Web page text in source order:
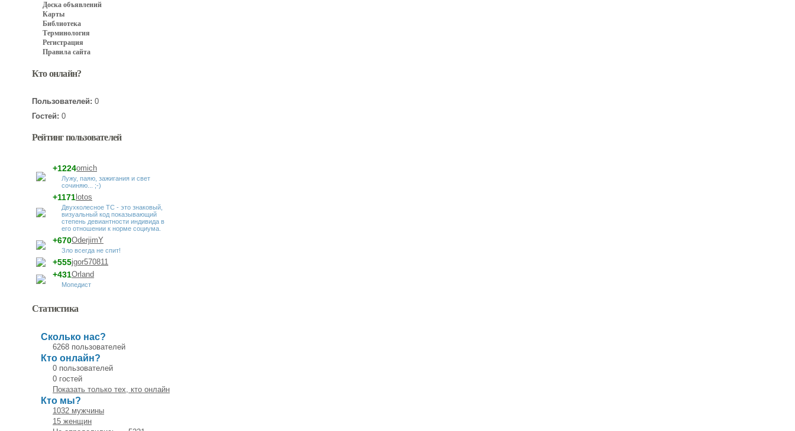
Доска объявлений
Карты
Библиотека
Терминология
Регистрация
Правила сайта
Кто онлайн?
Пользователей: 0
Гостей: 0
Рейтинг пользователей
omich
+1224
Лужу, паяю, зажигания и свет
сочиняю... ;-)
lotos
+1171
Двухколесное ТС - это знаковый,
визуальный код показывающий
степень девиантности индивида в
его отношении к норме социума.
OderjimY
+670
Зло всегда не спит!
jgor570811
+555
Orland
+431
Мопедист
Статистика
Сколько нас?
6268 пользователей
Кто онлайн?
0 пользователей
0 гостей
Показать только тех, кто онлайн
Кто мы?
1032 мужчины
15 женщин